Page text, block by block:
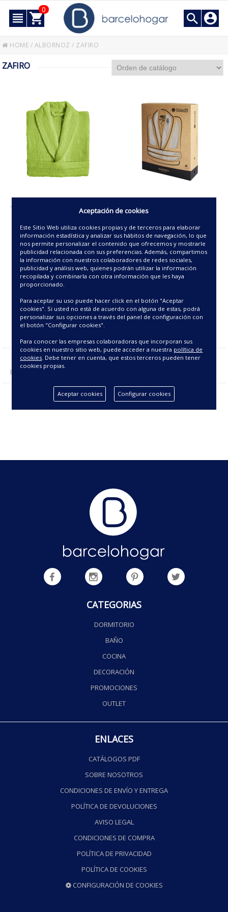
0
HOME / ALBORNOZ / ZAFIRO
ZAFIRO
ALBORNOZ BAÑO -ZAFIRO-
37.25€
ZAFIRO- (CAJA)
41.00€
Mostrando 1 - 2 de 2 producto(s).
CATEGORIAS
DORMITORIO
BAÑO
COCINA
DECORACIÓN
PROMOCIONES
OUTLET
ENLACES
CATÁLOGOS PDF
SOBRE NOSOTROS
CONDICIONES DE ENVÍO Y ENTREGA
POLÍTICA DE DEVOLUCIONES
AVISO LEGAL
CONDICIONES DE COMPRA
POLÍTICA DE PRIVACIDAD
POLÍTICA DE COOKIES
CONFIGURACIÓN DE COOKIES
Aceptación de cookies
Este Sitio Web utiliza cookies propias y de terceros para elaborar
información estadística y analizar sus hábitos de navegación, lo que
nos permite personalizar el contenido que ofrecemos y mostrarle
publicidad relacionada con sus preferencias. Además, compartimos
la información con nuestros colaboradores de redes sociales,
publicidad y análisis web, quienes podrán utilizar la información
recopilada y combinarla con otra información que les haya
proporcionado.
Para aceptar su uso puede hacer click en el botón "Aceptar
cookies". Si usted no está de acuerdo con alguna de estas, podrá
personalizar sus opciones a través del panel de configuración con
el botón "Configurar cookies".
Para conocer las empresas colaboradoras que incorporan sus
cookies en nuestro sitio web, puede acceder a nuestra política de
cookies. Debe tener en cuenta, que estos terceros pueden tener
cookies propias.
Aceptar cookies Configurar cookies